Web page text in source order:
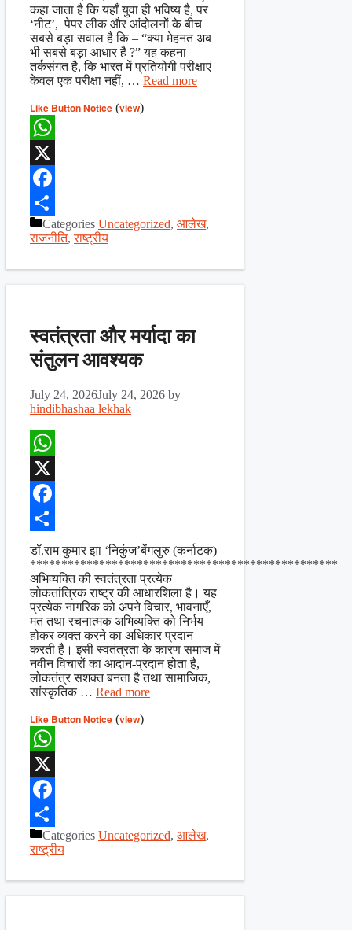
कहा जाता है कि यहाँ युवा ही भविष्य है, पर
‘नीट’, पेपर लीक और आंदोलनों के बीच
सबसे बड़ा सवाल है कि – “क्या मेहनत अब
भी सबसे बड़ा आधार है ?” यह कहना
तर्कसंगत है, कि भारत में प्रतियोगी परीक्षाएं
केवल एक परीक्षा नहीं, … Read more
Like Button Notice (view)
WhatsApp
X
Facebook
ShareCategories Uncategorized, आलेख,
राजनीति,राष्ट्रीय
स्वतंत्रता और मर्यादा का
संतुलन आवश्यक
July 24, 2026July 24, 2026 by
hindibhashaa lekhak
WhatsApp
X
Facebook
Share
डॉ.राम कुमार झा ‘निकुंज’बेंगलुरु (कर्नाटक)
*************************************************
अभिव्यक्ति की स्वतंत्रता प्रत्येक
लोकतांत्रिक राष्ट्र की आधारशिला है। यह
प्रत्येक नागरिक को अपने विचार, भावनाएँ,
मत तथा रचनात्मक अभिव्यक्ति को निर्भय
होकर व्यक्त करने का अधिकार प्रदान
करती है। इसी स्वतंत्रता के कारण समाज में
नवीन विचारों का आदान-प्रदान होता है,
लोकतंत्र सशक्त बनता है तथा सामाजिक,
सांस्कृतिक … Read more
Like Button Notice (view)
WhatsApp
X
Facebook
ShareCategories Uncategorized, आलेख,
राष्ट्रीय